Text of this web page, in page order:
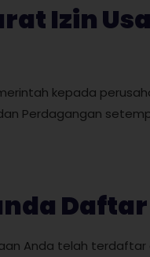
Izin
kepada
Perdagangan
Anda telah terdaftar